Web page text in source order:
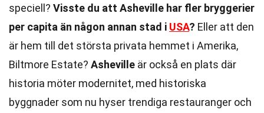
speciell? Visste du att Asheville har fler bryggerier
per capita än någon annan stad i USA? Eller att den
är hem till det största privata hemmet i Amerika,
Biltmore Estate? Asheville är också en plats där
historia möter modernitet, med historiska
byggnader som nu hyser trendiga restauranger och